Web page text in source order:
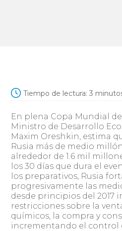
Tiempo de lectura: 3
En plena Copa Mundial de
Ministro de Desarrollo
Maxim Oreshkin, estima
Rusia más de medio
alrededor de 1.6 mil
los 30 días que dura el
los preparativos, Rusia
progresivamente las
desde principios del 2017
restricciones sobre la
químicos, la compra y
incrementando el control